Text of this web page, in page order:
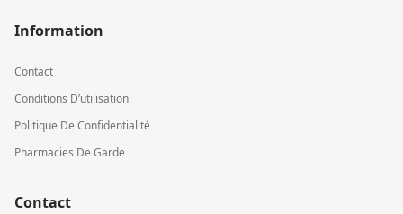
Information
Contact
Conditions D’utilisation
Politique De Confidentialité
Pharmacies De Garde
Contact